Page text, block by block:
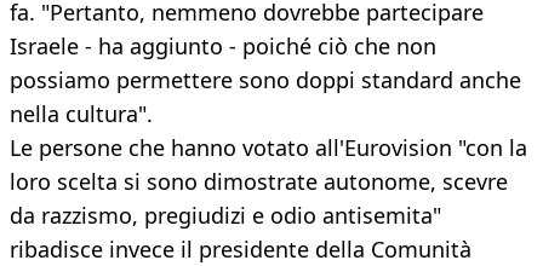
fa. "Pertanto, nemmeno dovrebbe partecipare
Israele - ha aggiunto - poiché ciò che non
possiamo permettere sono doppi standard anche
nella cultura".
Le persone che hanno votato all'Eurovision "con la
loro scelta si sono dimostrate autonome, scevre
da razzismo, pregiudizi e odio antisemita"
ribadisce invece il presidente della Comunità